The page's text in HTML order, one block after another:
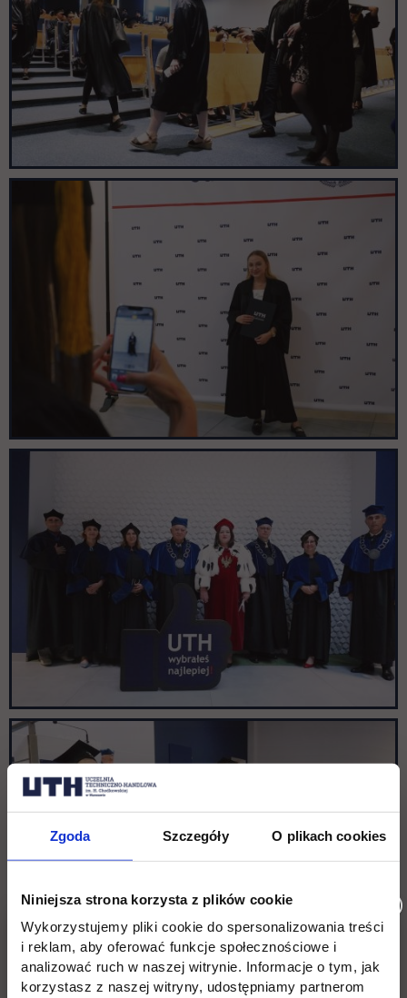
Zgoda Szczegóły O plikach cookies
Niniejsza strona korzysta z plików cookie
Wykorzystujemy pliki cookie do spersonalizowania treści
i reklam, aby oferować funkcje społecznościowe i
analizować ruch w naszej witrynie. Informacje o tym, jak
korzystasz z naszej witryny, udostępniamy partnerom